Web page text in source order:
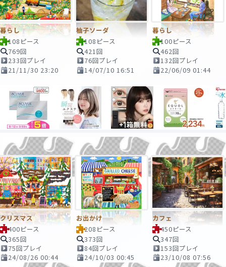
暮らし
108ピース
769回
233回プレイ
21/11/30 23:20
柚子ソーダ
108ピース
421回
76回プレイ
14/07/10 16:51
暮らし
100ピース
462回
132回プレイ
22/06/09 01:44
クリスマス
400ピース
365回
75回プレイ
24/08/26 00:44
お出かけ
208ピース
373回
84回プレイ
24/10/03 00:45
カフェ
450ピース
347回
153回プレイ
23/10/08 07:56